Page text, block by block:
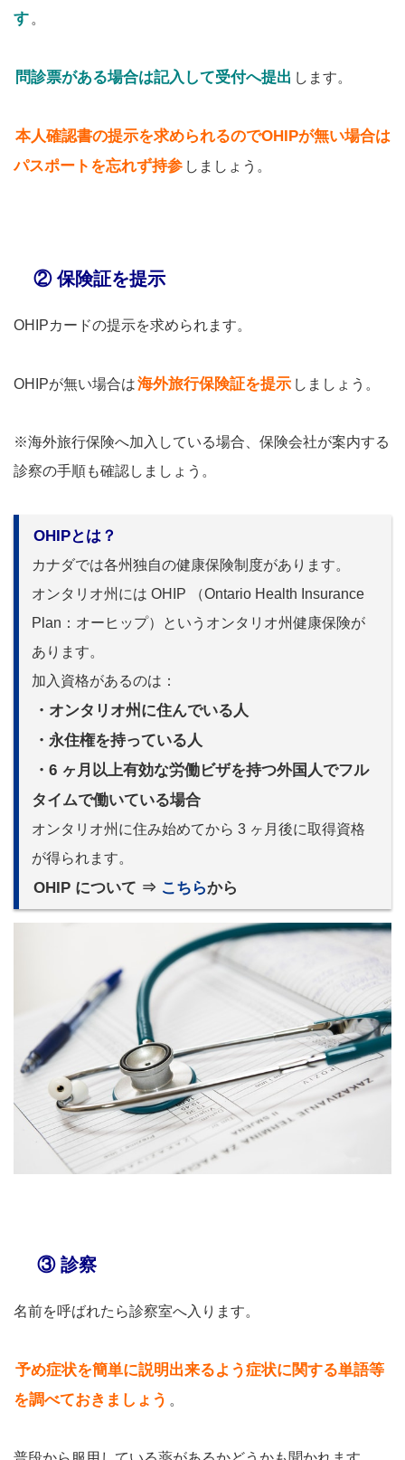
す 。
問診票がある場合は記入して受付へ提出 します。
本人確認書の提示を求められるのでOHIPが無い場合は
パスポートを忘れず持参 しましょう。
② 保険証を提示
OHIPカードの提示を求められます。
OHIPが無い場合は海外旅行保険証を提示 しましょう。
※海外旅行保険へ加入している場合、保険会社が案内する
診察の手順も確認しましょう。
OHIPとは？
カナダでは各州独自の健康保険制度があります。
オンタリオ州には OHIP （Ontario Health Insurance
Plan：オーヒップ）というオンタリオ州健康保険が
あります。
加入資格があるのは：
・オンタリオ州に住んでいる人
・永住権を持っている人
・6 ヶ月以上有効な労働ビザを持つ外国人でフル
タイムで働いている場合
オンタリオ州に住み始めてから 3 ヶ月後に取得資格
が得られます。
OHIP について ⇒ こちらから
③ 診察
名前を呼ばれたら診察室へ入ります。
予め症状を簡単に説明出来るよう症状に関する単語等
を調べておきましょう 。